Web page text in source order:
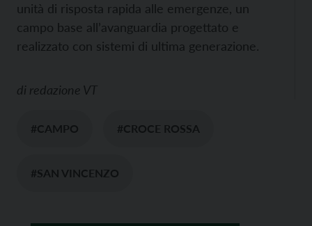
unità di risposta rapida alle emergenze, un
campo base all’avanguardia progettato e
realizzato con sistemi di ultima generazione.
di redazione VT
#CAMPO #CROCE ROSSA
#SAN VINCENZO